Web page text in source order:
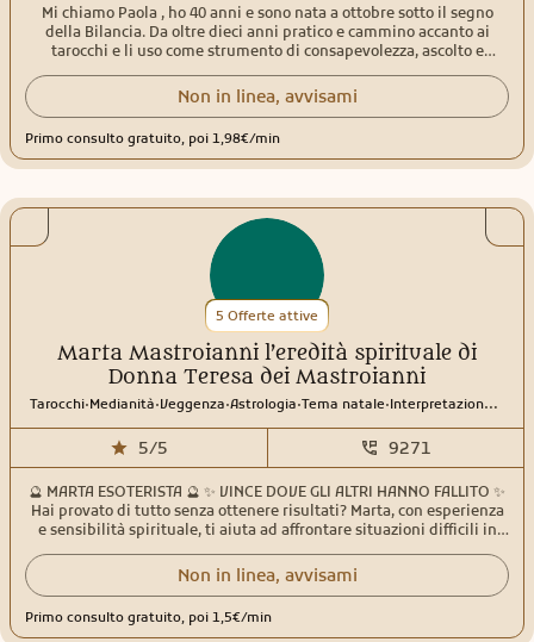
Mi chiamo Paola , ho 40 anni e sono nata a ottobre sotto il segno
della Bilancia. Da oltre dieci anni pratico e cammino accanto ai
tarocchi e li uso come strumento di consapevolezza, ascolto e
le sue forme: relazioni, legami Karmici, desideri inespressi, cicli che
si chiudono e nuovi inizi che chiedono spazio. Ogni consulto è un
riconoscere la trama invisibile che collega il cuore al destino. Non
offro sentenze ma chiavi simboliche per comprendere ciò che pulsa
esploro con delicatezza, onestà e rispetto dei tempi di chi si affida.
Se senti che qualcosa ti chiama sono qui per accoglierti.
Non in linea, avvisami
Primo consulto gratuito, poi 1,98€/min
5 Offerte attive
Marta Mastroianni l’eredità spirituale di
Donna Teresa dei Mastroianni
Tarocchi.Medianità.Veggenza.Astrologia.Tema natale.Interpretazione sogni
5/5 9271
🔮 MARTA ESOTERISTA 🔮 ✨ VINCE DOVE GLI ALTRI HANNO FALLITO ✨
Hai provato di tutto senza ottenere risultati? Marta, con esperienza
e sensibilità spirituale, ti aiuta ad affrontare situazioni difficili in
sentimentali • 💰 Ostacoli economici • 🍀 Fortuna e successo • 🛡️
Protezione dalle energie negative • 🔓 Sblocchi e nuovi inizi
Non in linea, avvisami
Primo consulto gratuito, poi 1,5€/min